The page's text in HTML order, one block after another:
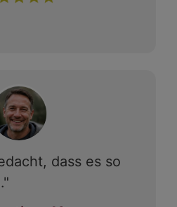
dass es so